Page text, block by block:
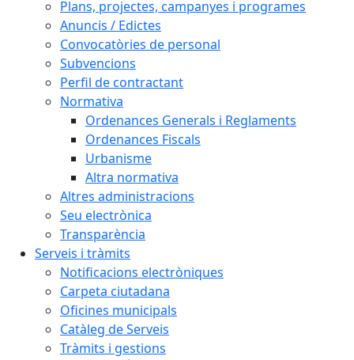
Plans, projectes, campanyes i programes
Anuncis / Edictes
Convocatòries de personal
Subvencions
Perfil de contractant
Normativa
Ordenances Generals i Reglaments
Ordenances Fiscals
Urbanisme
Altra normativa
Altres administracions
Seu electrònica
Transparència
Serveis i tràmits
Notificacions electròniques
Carpeta ciutadana
Oficines municipals
Catàleg de Serveis
Tràmits i gestions